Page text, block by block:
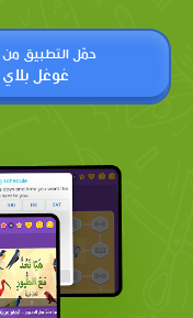
حمّل التطبيق من
غوغل بلاي